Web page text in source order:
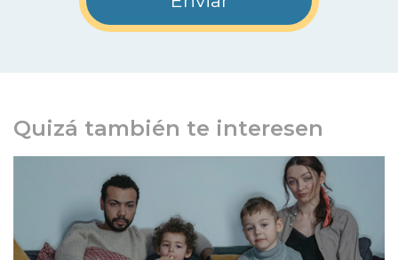
Quizá también te interesen